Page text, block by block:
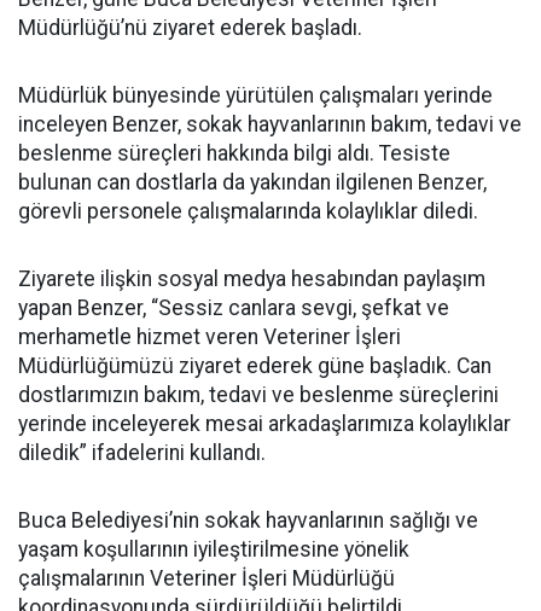
Müdürlüğü’nü ziyaret ederek başladı.
Müdürlük bünyesinde yürütülen çalışmaları yerinde
inceleyen Benzer, sokak hayvanlarının bakım, tedavi ve
beslenme süreçleri hakkında bilgi aldı. Tesiste
bulunan can dostlarla da yakından ilgilenen Benzer,
görevli personele çalışmalarında kolaylıklar diledi.
Ziyarete ilişkin sosyal medya hesabından paylaşım
yapan Benzer, “Sessiz canlara sevgi, şefkat ve
merhametle hizmet veren Veteriner İşleri
Müdürlüğümüzü ziyaret ederek güne başladık. Can
dostlarımızın bakım, tedavi ve beslenme süreçlerini
yerinde inceleyerek mesai arkadaşlarımıza kolaylıklar
diledik” ifadelerini kullandı.
Buca Belediyesi’nin sokak hayvanlarının sağlığı ve
yaşam koşullarının iyileştirilmesine yönelik
çalışmalarının Veteriner İşleri Müdürlüğü